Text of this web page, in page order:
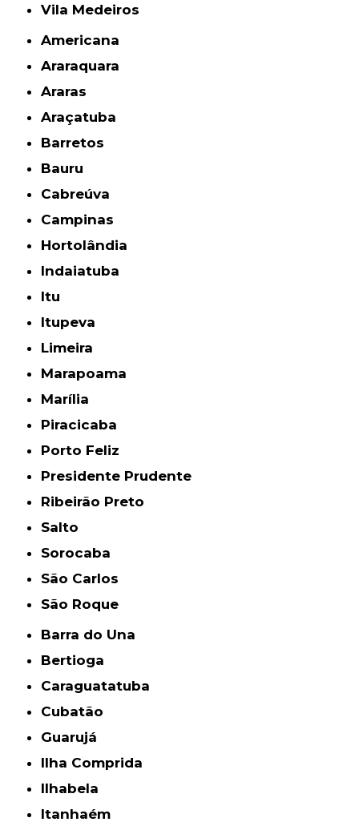
Vila Medeiros
Americana
Araraquara
Araras
Araçatuba
Barretos
Bauru
Cabreúva
Campinas
Hortolândia
Indaiatuba
Itu
Itupeva
Limeira
Marapoama
Marília
Piracicaba
Porto Feliz
Presidente Prudente
Ribeirão Preto
Salto
Sorocaba
São Carlos
São Roque
Barra do Una
Bertioga
Caraguatatuba
Cubatão
Guarujá
Ilha Comprida
Ilhabela
Itanhaém